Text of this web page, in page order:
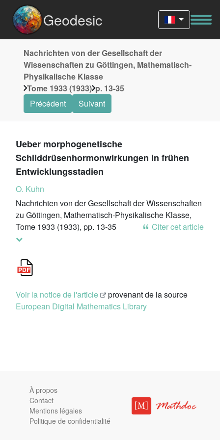
Geodesic
Nachrichten von der Gesellschaft der
Wissenschaften zu Göttingen, Mathematisch-
Physikalische Klasse
Tome 1933 (1933) p. 13-35
Précédent
Suivant
Ueber morphogenetische
Schilddrüsenhormonwirkungen in frühen
Entwicklungsstadien
O. Kuhn
Nachrichten von der Gesellschaft der Wissenschaften
zu Göttingen, Mathematisch-Physikalische Klasse,
Tome 1933 (1933), pp. 13-35
Citer cet article
Voir la notice de l'article
provenant de la source
European Digital Mathematics Library
À propos
Contact
Mentions légales
Politique de confidentialité